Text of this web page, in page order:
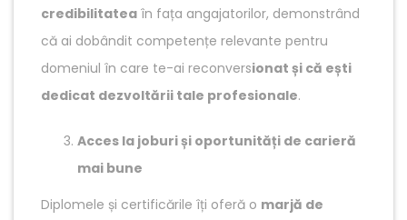
credibilitatea în fața angajatorilor, demonstrând
că ai dobândit competențe relevante pentru
domeniul în care te-ai reconversionat și că ești
dedicat dezvoltării tale profesionale.
Acces la joburi și oportunități de carieră
mai bune
Diplomele și certificările îți oferă o marjă de